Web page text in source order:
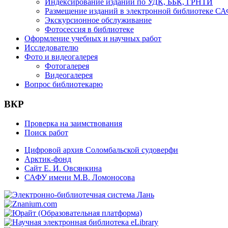
Размещение изданий в электронной библиотеке
Экскурсионное обслуживание
Фотосессия в библиотеке
Оформление учебных и научных работ
Исследователю
Фото и видеогалерея
Фотогалерея
Видеогалерея
Вопрос библиотекарю
ВКР
Проверка на заимствования
Поиск работ
Цифровой архив Соломбальской судоверфи
Арктик-фонд
Сайт Е. И. Овсянкина
САФУ имени М.В. Ломоносова